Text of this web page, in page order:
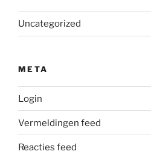
Uncategorized
META
Login
Vermeldingen feed
Reacties feed